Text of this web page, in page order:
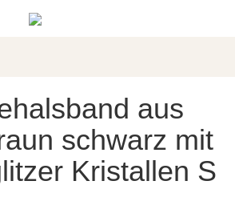
aus
schwarz mit
Kristallen S